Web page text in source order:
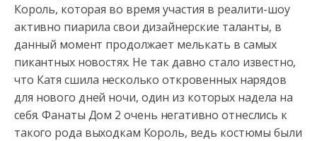
Король, которая во время участия в реалити-шоу
активно пиарила свои дизайнерские таланты, в
данный момент продолжает мелькать в самых
пикантных новостях. Не так давно стало известно,
что Катя сшила несколько откровенных нарядов
для нового дней ночи, один из которых надела на
себя. Фанаты Дом 2 очень негативно отнеслись к
такого рода выходкам Король, ведь костюмы были